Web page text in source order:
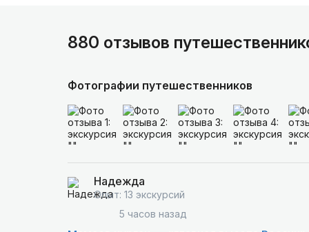
880 отзывов
Фотографии путешественников
Надежда
Опыт: 13 экскурсий
5 часов назад